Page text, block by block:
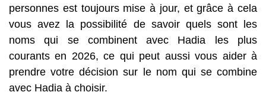
personnes est toujours mise à jour, et grâce à cela
vous avez la possibilité de savoir quels sont les
noms qui se combinent avec Hadia les plus
courants en 2026, ce qui peut aussi vous aider à
prendre votre décision sur le nom qui se combine
avec Hadia à choisir.